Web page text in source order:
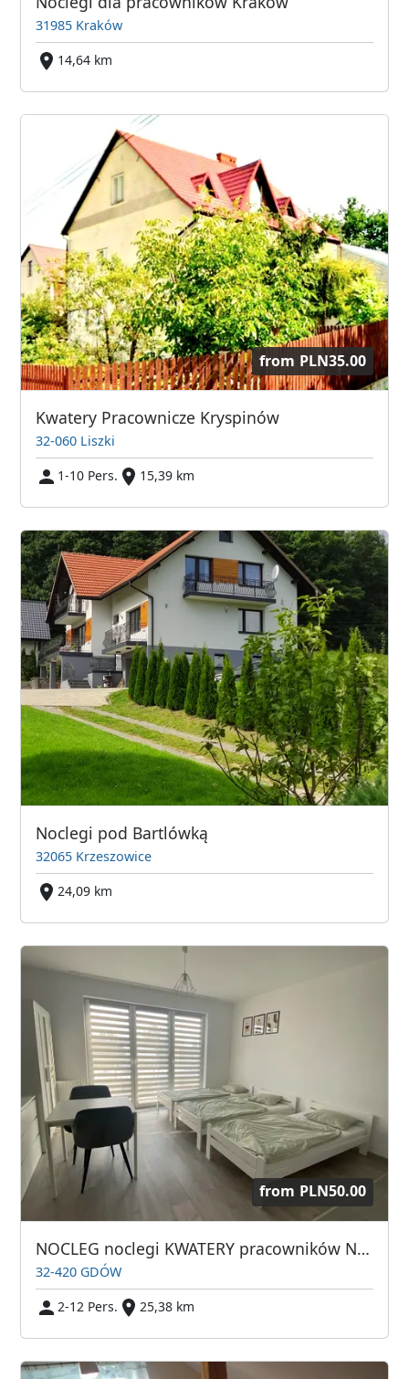
31985 Kraków
14,64 km
from PLN35.00
Kwatery Pracownicze Kryspinów
32-060 Liszki
1-10 Pers.
15,39 km
Noclegi pod Bartlówką
32065 Krzeszowice
24,09 km
from PLN50.00
NOCLEG noclegi KWATERY pracowników Niepołomice Bochnia Wieliczka Gdów
32-420 GDÓW
2-12 Pers.
25,38 km